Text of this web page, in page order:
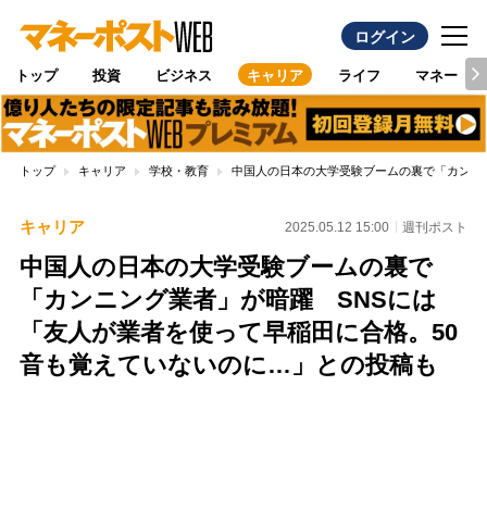
ログイン
トップ 投資 ビジネス キャリア ライフ マネー
トップ キャリア 学校・教育 中国人の日本の大学受験ブームの裏で「カン
キャリア 2025.05.12 15:00 週刊ポスト
中国人の日本の大学受験ブームの裏で
「カンニング業者」が暗躍 SNSには
「友人が業者を使って早稲田に合格。50
音も覚えていないのに…」との投稿も